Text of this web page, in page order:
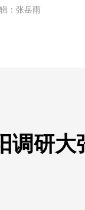
：张岳雨
调研